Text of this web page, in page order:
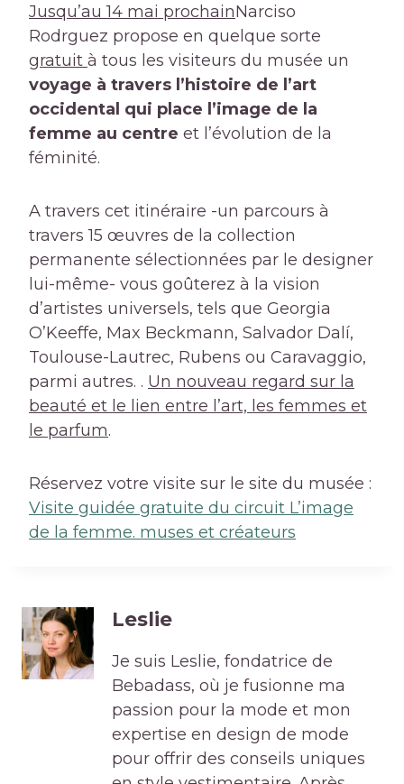
Jusqu’au 14 mai prochainNarciso
Rodrguez propose en quelque sorte
gratuit à tous les visiteurs du musée un
voyage à travers l’histoire de l’art
occidental qui place l’image de la
femme au centre et l’évolution de la
féminité.
A travers cet itinéraire -un parcours à
travers 15 œuvres de la collection
permanente sélectionnées par le designer
lui-même- vous goûterez à la vision
d’artistes universels, tels que Georgia
O’Keeffe, Max Beckmann, Salvador Dalí,
Toulouse-Lautrec, Rubens ou Caravaggio,
parmi autres. . Un nouveau regard sur la
beauté et le lien entre l’art, les femmes et
le parfum.
Réservez votre visite sur le site du musée :
Visite guidée gratuite du circuit L’image
de la femme. muses et créateurs
Leslie
Je suis Leslie, fondatrice de
Bebadass, où je fusionne ma
passion pour la mode et mon
expertise en design de mode
pour offrir des conseils uniques